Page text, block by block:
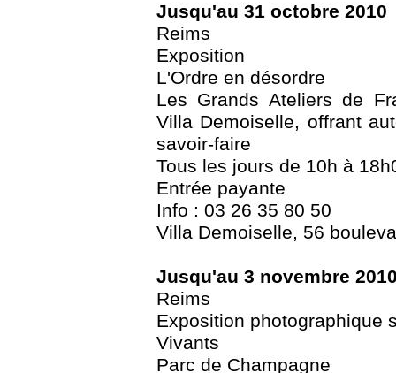
Jusqu'au 31 octobre 2010
Reims
Exposition
L'Ordre en désordre
Les Grands Ateliers de
Villa Demoiselle, offrant
savoir-faire
Tous les jours de 10h à
Entrée payante
Info : 03 26 35 80 50
Villa Demoiselle, 56
Jusqu'au 3 novembre
Reims
Exposition photographique
Vivants
Parc de Champagne